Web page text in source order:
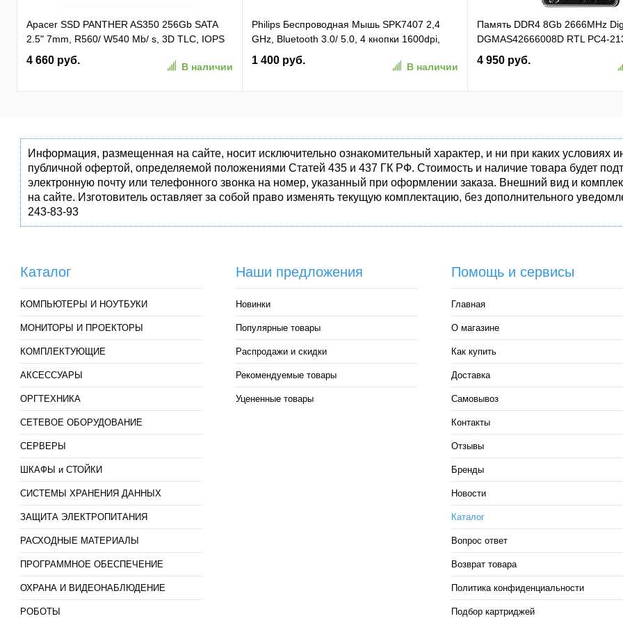
Apacer SSD PANTHER AS350 256Gb SATA
2.5" 7mm, R560/ W540 Mb/ s, 3D TLC, IOPS
81K/ 74K, MTBF 1,5M, 180TBW,
(AP256GAS350-1)
4 660 руб.
В наличии
Philips Беспроводная Мышь SPK7407 2,4
GHz, Bluetooth 3.0/ 5.0, 4 кнопки 1600dpi,
бесшумная Чёрный (SPK7407B/ 01)
(SPK7407B/01)
1 400 руб.
В наличии
Память DDR4 8Gb 2666MHz
DGMAS42666008D RTL PC4-
SO-DIMM 260-pin 1.2В dual
4 950 руб.
Информация, размещенная на сайте, носит исключительно ознакомительный характер, и ни при каких
публичной офертой, определяемой положениями Статей 435 и 437 ГК РФ. Стоимость и наличие товара будет
электронную почту или телефонного звонка на номер, указанный при оформлении заказа. Внешний вид и
на сайте. Изготовитель оставляет за собой право изменять текущую комплектацию, без дополнительного
243-83-93
Каталог
КОМПЬЮТЕРЫ И НОУТБУКИ
МОНИТОРЫ И ПРОЕКТОРЫ
КОМПЛЕКТУЮЩИЕ
АКСЕССУАРЫ
ОРГТЕХНИКА
СЕТЕВОЕ ОБОРУДОВАНИЕ
СЕРВЕРЫ
ШКАФЫ и СТОЙКИ
СИСТЕМЫ ХРАНЕНИЯ ДАННЫХ
ЗАЩИТА ЭЛЕКТРОПИТАНИЯ
РАСХОДНЫЕ МАТЕРИАЛЫ
ПРОГРАММНОЕ ОБЕСПЕЧЕНИЕ
ОХРАНА И ВИДЕОНАБЛЮДЕНИЕ
РОБОТЫ
Наши предложения
Новинки
Популярные товары
Распродажи и скидки
Рекомендуемые товары
Уцененные товары
Помощь и сервисы
Главная
О магазине
Как купить
Доставка
Самовывоз
Контакты
Отзывы
Бренды
Новости
Каталог
Вопрос ответ
Возврат товара
Политика конфиденциальности
Подбор картриджей